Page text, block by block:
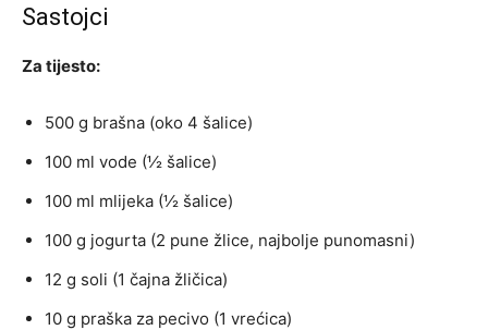
Sastojci
Za tijesto:
500 g brašna (oko 4 šalice)
100 ml vode (½ šalice)
100 ml mlijeka (½ šalice)
100 g jogurta (2 pune žlice, najbolje punomasni)
12 g soli (1 čajna žličica)
10 g praška za pecivo (1 vrećica)